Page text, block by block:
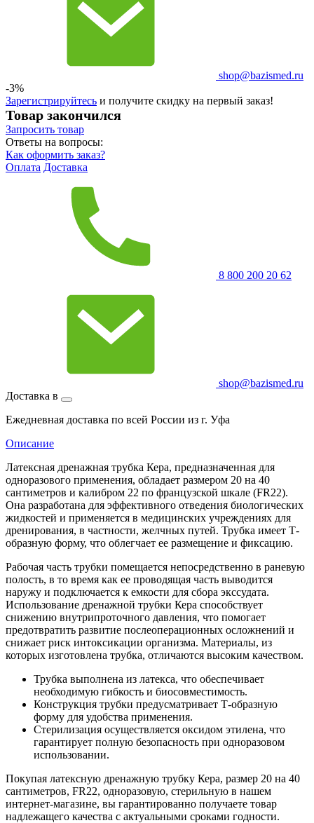
shop@bazismed.ru
-3%
Зарегистрируйтесь и получите скидку на первый заказ!
Товар закончился
Запросить товар
Ответы на вопросы:
Как оформить заказ?
Оплата Доставка
8 800 200 20 62
shop@bazismed.ru
Доставка в
Ежедневная доставка по всей России из г. Уфа
Описание
Латексная дренажная трубка Кера, предназначенная для
одноразового применения, обладает размером 20 на 40
сантиметров и калибром 22 по французской шкале (FR22).
Она разработана для эффективного отведения биологических
жидкостей и применяется в медицинских учреждениях для
дренирования, в частности, желчных путей. Трубка имеет Т-
образную форму, что облегчает ее размещение и фиксацию.
Рабочая часть трубки помещается непосредственно в раневую
полость, в то время как ее проводящая часть выводится
наружу и подключается к емкости для сбора экссудата.
Использование дренажной трубки Кера способствует
снижению внутрипроточного давления, что помогает
предотвратить развитие послеоперационных осложнений и
снижает риск интоксикации организма. Материалы, из
которых изготовлена трубка, отличаются высоким качеством.
Трубка выполнена из латекса, что обеспечивает
необходимую гибкость и биосовместимость.
Конструкция трубки предусматривает Т-образную
форму для удобства применения.
Стерилизация осуществляется оксидом этилена, что
гарантирует полную безопасность при одноразовом
использовании.
Покупая латексную дренажную трубку Кера, размер 20 на 40
сантиметров, FR22, одноразовую, стерильную в нашем
интернет-магазине, вы гарантированно получаете товар
надлежащего качества с актуальными сроками годности.